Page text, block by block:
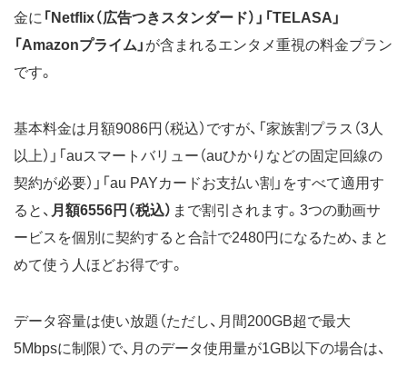
金に 「Netflix（広告つきスタンダード）」「TELASA」
「Amazonプライム」 が含まれるエンタメ重視の料金プラン
です。
基本料金は月額9086円（税込）ですが、「家族割プラス（3人
以上）」「auスマートバリュー（auひかりなどの固定回線の
契約が必要）」「au PAYカードお支払い割」をすべて適用す
ると、 月額6556円（税込） まで割引されます。3つの動画サ
ービスを個別に契約すると合計で2480円になるため、まと
めて使う人ほどお得です。
データ容量は使い放題（ただし、月間200GB超で最大
5Mbpsに制限）で、月のデータ使用量が1GB以下の場合は、